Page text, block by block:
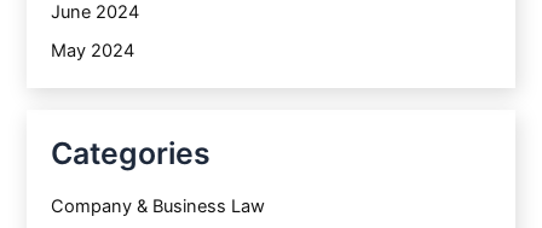
June 2024
May 2024
Categories
Company & Business Law